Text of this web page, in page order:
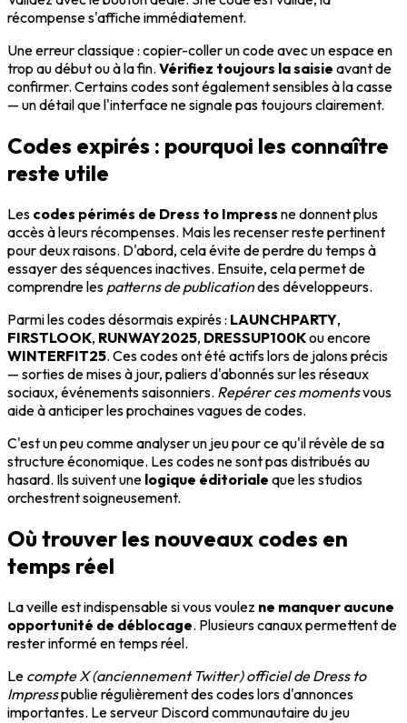
récompense s'affiche immédiatement.
Une erreur classique : copier-coller un code avec un espace en
trop au début ou à la fin. Vérifiez toujours la saisie avant de
confirmer. Certains codes sont également sensibles à la casse
— un détail que l'interface ne signale pas toujours clairement.
Codes expirés : pourquoi les connaître
reste utile
Les codes périmés de Dress to Impress ne donnent plus
accès à leurs récompenses. Mais les recenser reste pertinent
pour deux raisons. D'abord, cela évite de perdre du temps à
essayer des séquences inactives. Ensuite, cela permet de
comprendre les patterns de publicationdes développeurs.
Parmi les codes désormais expirés : LAUNCHPARTY,
FIRSTLOOK, RUNWAY2025, DRESSUP100Kou encore
WINTERFIT25. Ces codes ont été actifs lors de jalons précis
— sorties de mises à jour, paliers d'abonnés sur les réseaux
sociaux, événements saisonniers. Repérer ces momentsvous
aide à anticiper les prochaines vagues de codes.
C'est un peu comme analyser un jeu pour ce qu'il révèle de sa
structure économique. Les codes ne sont pas distribués au
hasard. Ils suivent une logique éditoriale que les studios
orchestrent soigneusement.
Où trouver les nouveaux codes en
temps réel
La veille est indispensable si vous voulez ne manquer aucune
opportunité de déblocage. Plusieurs canaux permettent de
rester informé en temps réel.
Le compte X (anciennement Twitter) officiel de Dress to
Impresspublie régulièrement des codes lors d'annonces
importantes. Le serveur Discord communautaire du jeu